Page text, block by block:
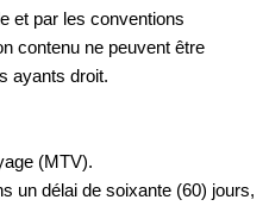
et par les conventions
contenu ne peuvent être
ayants droit.
(MTV).
un délai de soixante (60) jours,